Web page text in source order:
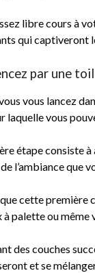
libre cours à
qui captiveront
par une
vous lancez
laquelle vous
étape consiste
l’ambiance que
cette première
à palette ou même
des couches
et se